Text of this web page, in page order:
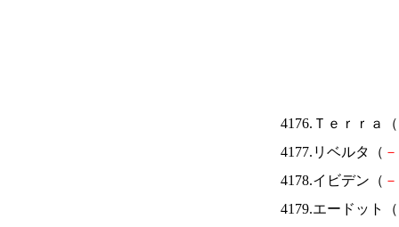
4176.Ｔｅｒｒａ（
4177.リベルタ（ －
4178.イビデン（ －
4179.エードット（